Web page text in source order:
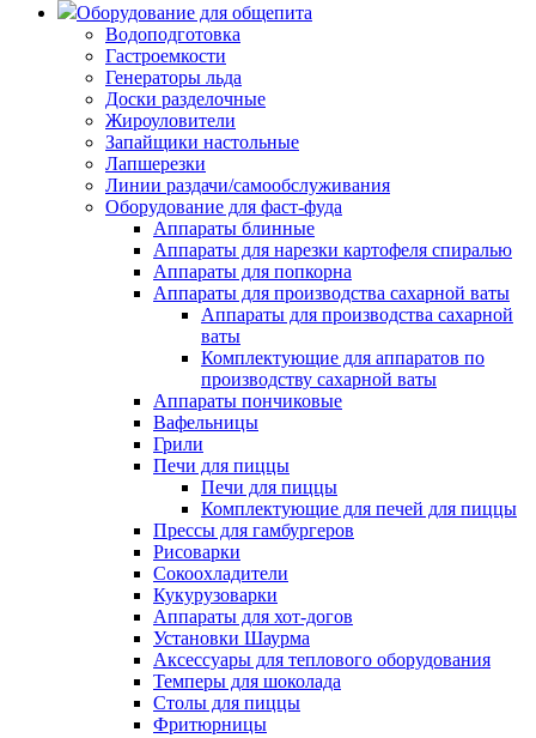
Оборудование для общепита
Водоподготовка
Гастроемкости
Генераторы льда
Доски разделочные
Жироуловители
Запайщики настольные
Лапшерезки
Линии раздачи/самообслуживания
Оборудование для фаст-фуда
Аппараты блинные
Аппараты для нарезки картофеля спиралью
Аппараты для попкорна
Аппараты для производства сахарной ваты
Аппараты для производства сахарной
ваты
Комплектующие для аппаратов по
производству сахарной ваты
Аппараты пончиковые
Вафельницы
Грили
Печи для пиццы
Печи для пиццы
Комплектующие для печей для пиццы
Прессы для гамбургеров
Рисоварки
Сокоохладители
Кукурузоварки
Аппараты для хот-догов
Установки Шаурма
Аксессуары для теплового оборудования
Темперы для шоколада
Столы для пиццы
Фритюрницы